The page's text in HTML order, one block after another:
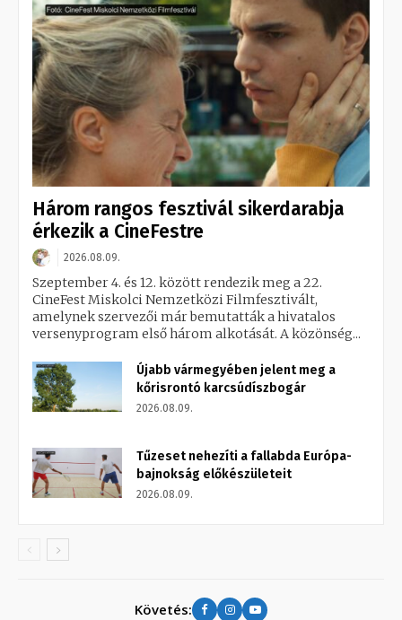
Három rangos fesztivál sikerdarabja
érkezik a CineFestre
2026.08.09.
Szeptember 4. és 12. között rendezik meg a 22.
CineFest Miskolci Nemzetközi Filmfesztivált,
amelynek szervezői már bemutatták a hivatalos
versenyprogram első három alkotását. A közönség...
Újabb vármegyében jelent meg a
kőrisrontó karcsúdíszbogár
2026.08.09.
Tűzeset nehezíti a fallabda Európa-
bajnokság előkészületeit
2026.08.09.
Követés: